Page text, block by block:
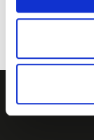
Tailles :S à